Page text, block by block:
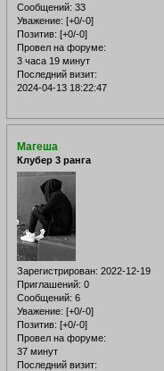
Сообщений: 33
Уважение: [+0/-0]
Позитив: [+0/-0]
Провел на форуме:
3 часа 19 минут
Последний визит:
2024-04-13 18:22:47
Магеша
Клубер 3 ранга
Зарегистрирован: 2022-12-19
Приглашений: 0
Сообщений: 6
Уважение: [+0/-0]
Позитив: [+0/-0]
Провел на форуме:
37 минут
Последний визит: